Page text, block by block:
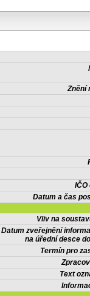
Znění
IČO
Datum a čas
Vliv na
Datum zveřejnění
na úřední desce
Termín pro
Text